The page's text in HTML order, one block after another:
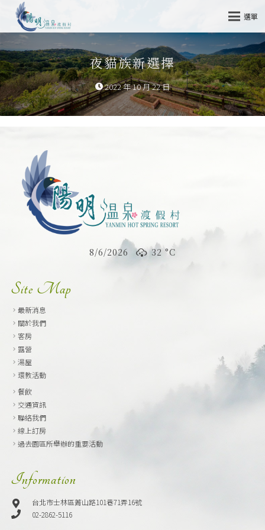
選單
夜貓族新選擇
2022 年 10 月 22 日
8/6/2026 32 °C
Site Map
最新消息
關於我們
客房
露營
湯屋
環教活動
餐飲
交通資訊
聯絡我們
線上訂房
過去園區所舉辦的重要活動
Information
台北市士林區菁山路101巷71弄16號
02-2862-5116